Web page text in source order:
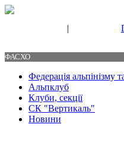
|
ФАСХО
Федерація альпінізму
Альпклуб
Клуби, секції
СК "Вертикаль"
Новини